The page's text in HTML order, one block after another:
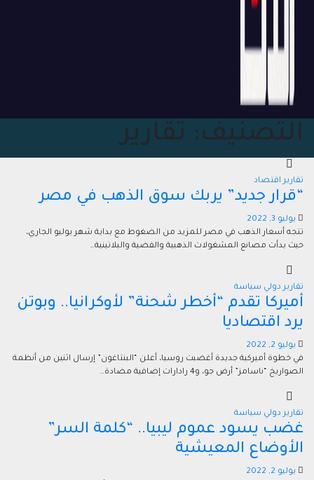
التصنيف: تقارير
تقارير اقتصاد
“قرار جديد” يربك سوق الذهب في مصر
يوليو 3, 2022
تتجه أسعار الذهب في مصر للمزيد من الضغوط مع بداية شهر يوليو الجاري،
حيث بدأت مصانع المشغولات الذهبية والفضية والبلاتينية…
تقارير دولي سياسة
أميركا تقدم “أخطر شحنة” لأوكرانيا.. وبوتن
يرد اقتصاديا
يوليو 2, 2022
في خطوة أميركية جديدة أغضبت روسيا، أعلن “البنتاغون” إرسال اثنين من أنظمة
الصواريخ “ناسامز” أرض جو، و4 رادارات إضافية مضادة…
تقارير دولي سياسة
غضب يسود عموم ليبيا.. “كلمة السر”
الأوضاع المعيشية
يوليو 2, 2022